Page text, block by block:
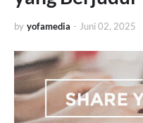
by yofamedia - Juni 02, 2025